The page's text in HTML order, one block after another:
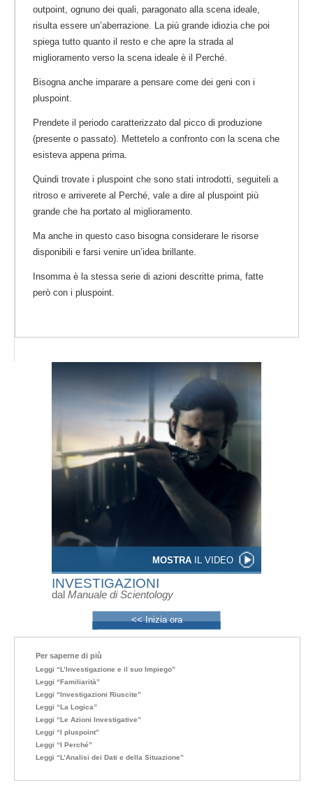
MOSTRA IL VIDEO
INVESTIGAZIONI
dal Manuale di Scientology
<< Inizia ora
outpoint, ognuno dei quali, paragonato alla scena ideale,
risulta essere un’aberrazione. La più grande idiozia che poi
spiega tutto quanto il resto e che apre la strada al
miglioramento verso la scena ideale è il Perché.
Bisogna anche imparare a pensare come dei geni con i
pluspoint.
Prendete il periodo caratterizzato dal picco di produzione
(presente o passato). Mettetelo a confronto con la scena che
esisteva appena prima.
Quindi trovate i pluspoint che sono stati introdotti, seguiteli a
ritroso e arriverete al Perché, vale a dire al pluspoint più
grande che ha portato al miglioramento.
Ma anche in questo caso bisogna considerare le risorse
disponibili e farsi venire un’idea brillante.
Insomma è la stessa serie di azioni descritte prima, fatte
però con i pluspoint.
Per saperne di più
Leggi “L’Investigazione e il suo Impiego”
Leggi “Familiarità”
Leggi “Investigazioni Riuscite”
Leggi “La Logica”
Leggi “Le Azioni Investigative”
Leggi “I pluspoint”
Leggi “I Perché”
Leggi “L’Analisi dei Dati e della Situazione”